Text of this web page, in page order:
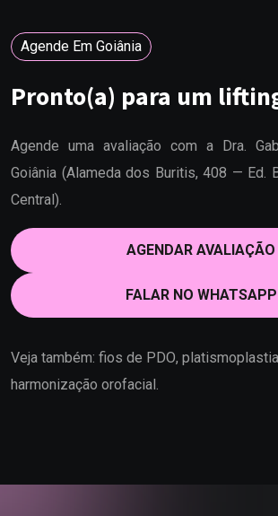
Agende Em Goiânia
Pronto(a) para um
Agende uma avaliação com a Dra.
Goiânia (Alameda dos Buritis, 408 — Ed.
Central).
AGENDAR AVALIAÇÃO
FALAR NO WHATSAPP
Veja também: fios de PDO, platismoplastia
harmonização orofacial.